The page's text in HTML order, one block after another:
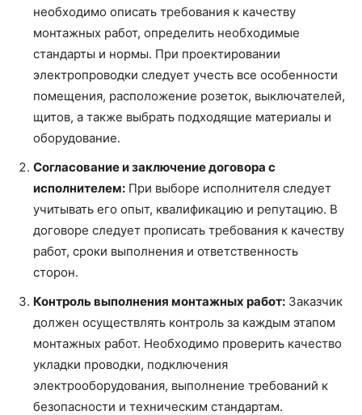
необходимо описать требования к качеству
монтажных работ, определить необходимые
стандарты и нормы. При проектировании
электропроводки следует учесть все особенности
помещения, расположение розеток, выключателей,
щитов, а также выбрать подходящие материалы и
оборудование.
Согласование и заключение договора с
исполнителем: При выборе исполнителя следует
учитывать его опыт, квалификацию и репутацию. В
договоре следует прописать требования к качеству
работ, сроки выполнения и ответственность
сторон.
Контроль выполнения монтажных работ: Заказчик
должен осуществлять контроль за каждым этапом
монтажных работ. Необходимо проверить качество
укладки проводки, подключения
электрооборудования, выполнение требований к
безопасности и техническим стандартам.